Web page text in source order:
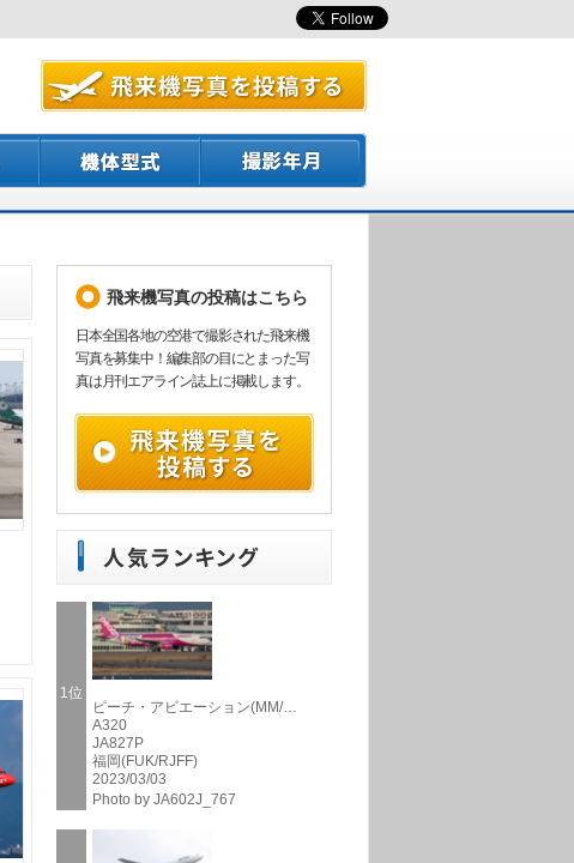
飛来機写真の投稿はこちら
日本全国各地の空港で撮影された飛来機
写真を募集中！編集部の目にとまった写
真は月刊エアライン誌上に掲載します。
1位
ピーチ・アビエーション(MM/…
A320
JA827P
福岡(FUK/RJFF)
2023/03/03
Photo by JA602J_767